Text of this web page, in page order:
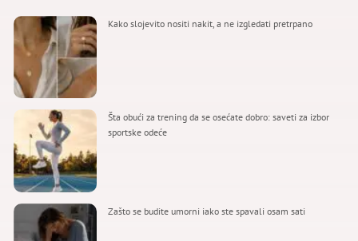
Kako slojevito nositi nakit, a ne izgledati pretrpano
Šta obući za trening da se osećate dobro: saveti za izbor
sportske odeće
Zašto se budite umorni iako ste spavali osam sati